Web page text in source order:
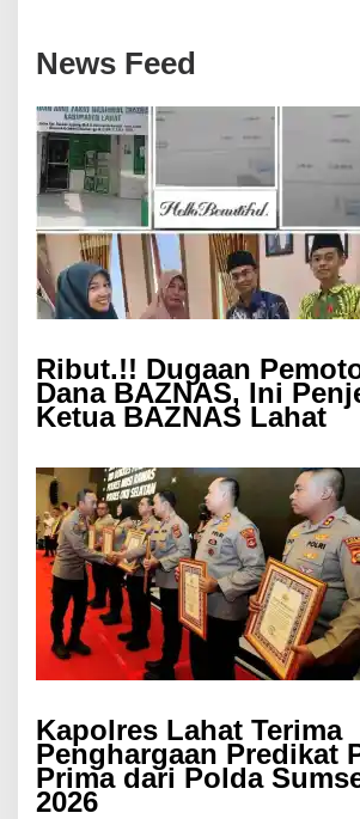
News Feed
Ribut.!! Dugaan
Dana BAZNAS, Ini
Ketua BAZNAS Lahat
Kapolres Lahat Terima
Penghargaan Predikat
Prima dari Polda
2026